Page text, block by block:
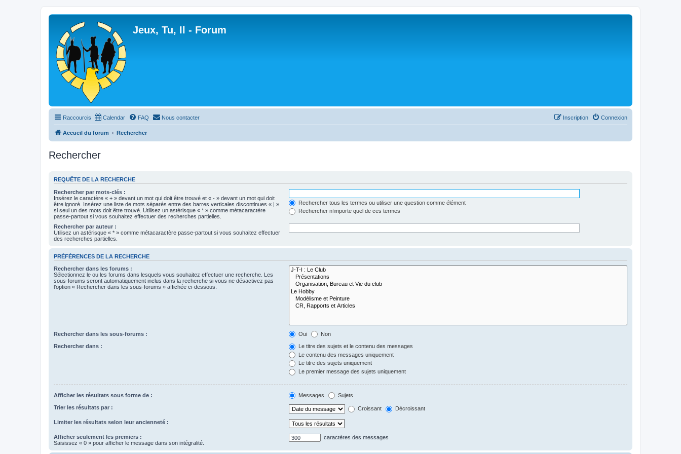
Jeux, Tu, Il - Forum
Raccourcis Calendar FAQ Nous contacter Connexion
Inscription
Accueil du forum Rechercher
Rechercher
REQUÊTE DE LA RECHERCHE
Rechercher par mots-clés :
Insérez le caractère « + » devant un mot qui doit être trouvé et « - » devant un mot qui doit
être ignoré. Insérez une liste de mots séparés entre des barres verticales discontinues « | »
si seul un des mots doit être trouvé. Utilisez un astérisque « * » comme métacaractère
passe-partout si vous souhaitez effectuer des recherches partielles.
Rechercher tous les termes ou utiliser une question comme élément
Rechercher n’importe quel de ces termes
Rechercher par auteur :
Utilisez un astérisque « * » comme métacaractère passe-partout si vous souhaitez effectuer
des recherches partielles.
PRÉFÉRENCES DE LA RECHERCHE
Rechercher dans les forums :
Sélectionnez le ou les forums dans lesquels vous souhaitez effectuer une recherche. Les
sous-forums seront automatiquement inclus dans la recherche si vous ne désactivez pas
l’option « Rechercher dans les sous-forums » affichée ci-dessous.
Rechercher dans les sous-forums : Oui Non
Rechercher dans :
Le titre des sujets et le contenu des messages
Le contenu des messages uniquement
Le titre des sujets uniquement
Le premier message des sujets uniquement
Afficher les résultats sous forme de : Messages Sujets
Trier les résultats par : Croissant Décroissant
Limiter les résultats selon leur ancienneté :
Afficher seulement les premiers :
Saisissez « 0 » pour afficher le message dans son intégralité.
caractères des messages